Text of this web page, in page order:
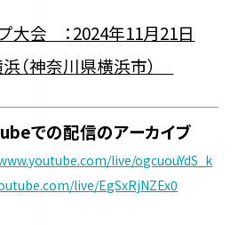
大会 ：2024年11月21日
（神奈川県横浜市）
での配信のアーカイブ
live/ogcuouYdS_k
live/EgSxRjNZEx0